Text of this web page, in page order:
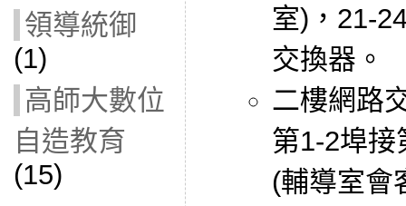
領導統御
(1)
高師大數位
自造教育
(15)
室)，21-
交換器。
二樓網路
第1-2埠接
(輔導室會